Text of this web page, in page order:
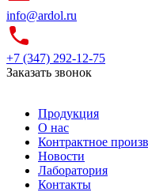
info@ardol.ru
+7 (347) 292-12-75
Заказать звонок
Продукция
О нас
Контрактное
Новости
Лаборатория
Контакты